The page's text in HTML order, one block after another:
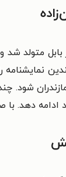
۱۳۶۶ در شهر
ادامه دهد.